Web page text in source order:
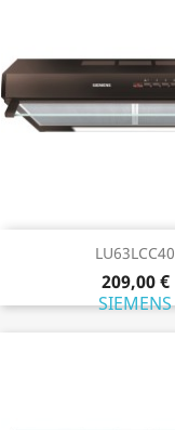
LU63LCC40
209,00 €
SIEMENS